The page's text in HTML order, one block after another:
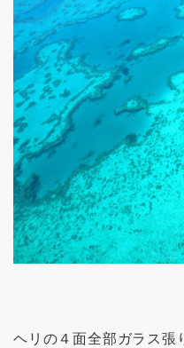
ヘリの４面全部ガラス張